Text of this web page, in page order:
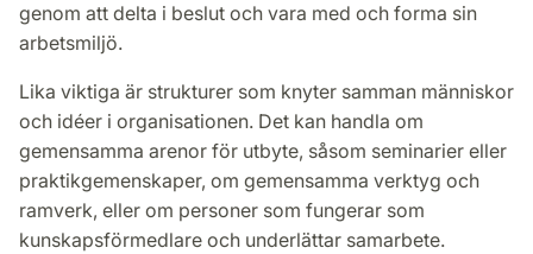
genom att delta i beslut och vara med och forma sin
arbetsmiljö.
Lika viktiga är strukturer som knyter samman människor
och idéer i organisationen. Det kan handla om
gemensamma arenor för utbyte, såsom seminarier eller
praktikgemenskaper, om gemensamma verktyg och
ramverk, eller om personer som fungerar som
kunskapsförmedlare och underlättar samarbete.